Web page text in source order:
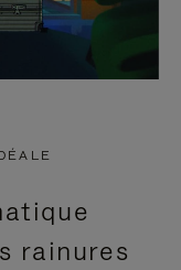
rainures